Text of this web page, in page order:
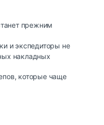
прежним
и экспедиторы не
накладных
которые чаще